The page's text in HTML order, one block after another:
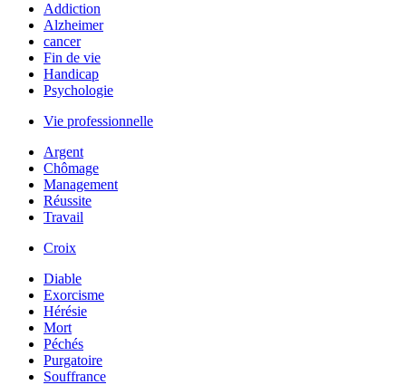
Addiction
Alzheimer
cancer
Fin de vie
Handicap
Psychologie
Vie professionnelle
Argent
Chômage
Management
Réussite
Travail
Croix
Diable
Exorcisme
Hérésie
Mort
Péchés
Purgatoire
Souffrance